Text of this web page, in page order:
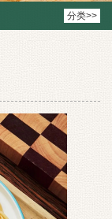
分类>>